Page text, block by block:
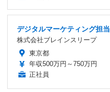
デジタルマーケティング担当
株式会社ブレインスリープ
東京都
年収500万円～750万円
正社員